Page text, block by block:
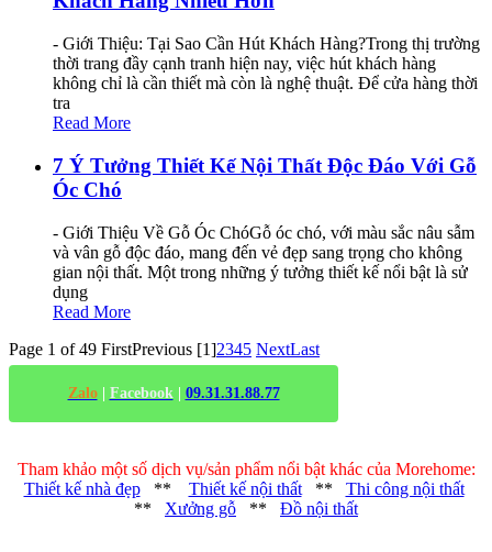
- Giới Thiệu: Tại Sao Cần Hút Khách Hàng?Trong thị trường
thời trang đầy cạnh tranh hiện nay, việc hút khách hàng
không chỉ là cần thiết mà còn là nghệ thuật. Để cửa hàng thời
tra
Read More
7 Ý Tưởng Thiết Kế Nội Thất Độc Đáo Với Gỗ
Óc Chó
- Giới Thiệu Về Gỗ Óc ChóGỗ óc chó, với màu sắc nâu sẫm
và vân gỗ độc đáo, mang đến vẻ đẹp sang trọng cho không
gian nội thất. Một trong những ý tưởng thiết kế nổi bật là sử
dụng
Read More
Page 1 of 49 FirstPrevious [1]2345 NextLast
Zalo| Facebook | 09.31.31.88.77
Tham khảo một số dịch vụ/sản phẩm nổi bật khác của Morehome:
Thiết kế nhà đẹp** Thiết kế nội thất** Thi công nội thất
** Xưởng gỗ ** Đồ nội thất